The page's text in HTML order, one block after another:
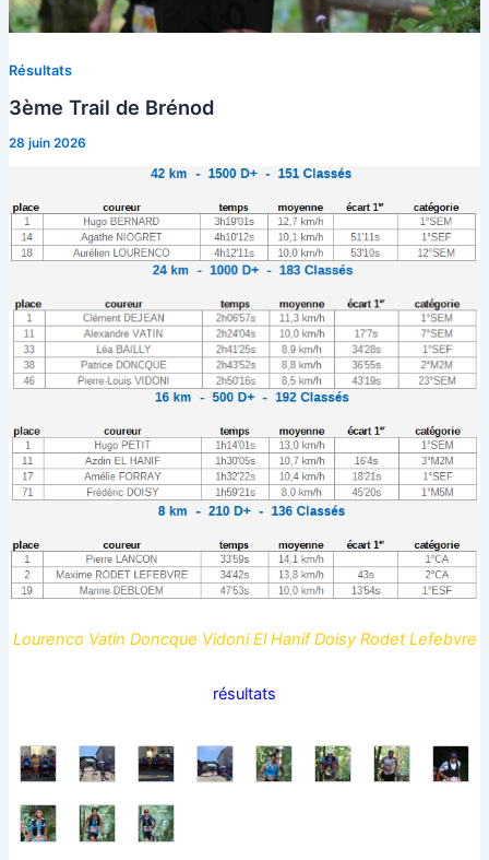
Résultats
3ème Trail de Brénod
28 juin 2026
Lourenco Vatin Doncque Vidoni El Hanif Doisy Rodet Lefebvre
résultats